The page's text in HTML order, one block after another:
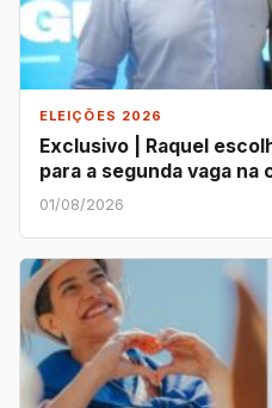
ELEIÇÕES 2026
Exclusivo | Raquel
para a segunda vaga na
01/08/2026